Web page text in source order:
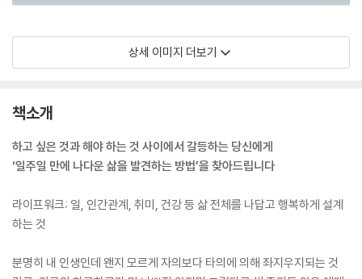
상세 이미지 더보기
책소개
하고 싶은 것과 해야 하는 것 사이에서 갈등하는 당신에게
‘일주일 만에 나다운 삶을 발견하는 방법’을 찾아드립니다
라이프워크; 일, 인간관계, 취미, 건강 등 삶 전체를 나답고 행복하게 설계
하는 것
분명히 내 인생인데 왠지 모르게 자의보다 타의에 의해 좌지우지되는 것